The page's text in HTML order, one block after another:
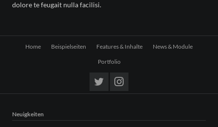
dolore te feugait nulla facilisi.
Navigation
Home Beispielseiten Features & Inhalte News & Module
Portfolio
Neuigkeiten